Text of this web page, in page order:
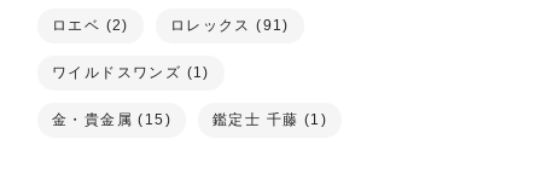
ロエベ (2) ロレックス (91)
ワイルドスワンズ (1)
金・貴金属 (15) 鑑定士 千藤 (1)